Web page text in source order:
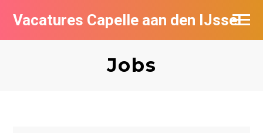
Vacatures Capelle aan den IJssel
Jobs